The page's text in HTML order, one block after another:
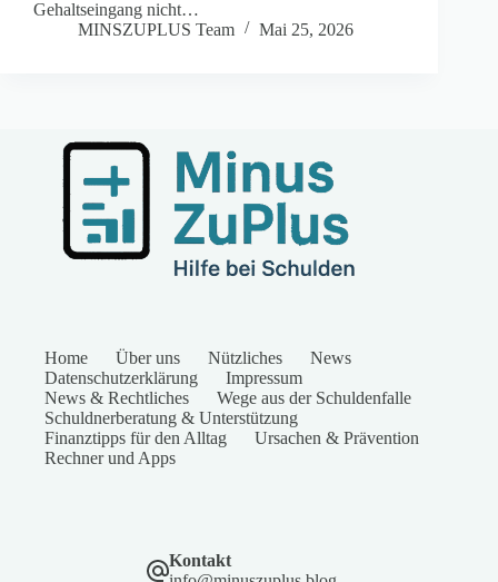
Gehaltseingang nicht…
MINSZUPLUS Team
Mai 25, 2026
Home Über uns Nützliches
News
Datenschutzerklärung
Impressum
News & Rechtliches
Wege aus der Schuldenfalle
Schuldnerberatung & Unterstützung
Finanztipps für den Alltag
Ursachen & Prävention
Rechner und Apps
Kontakt